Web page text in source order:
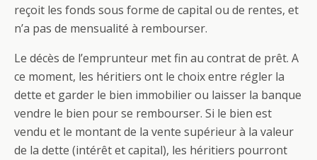
reçoit les fonds sous forme de capital ou de rentes, et
n’a pas de mensualité à rembourser.
Le décès de l’emprunteur met fin au contrat de prêt. A
ce moment, les héritiers ont le choix entre régler la
dette et garder le bien immobilier ou laisser la banque
vendre le bien pour se rembourser. Si le bien est
vendu et le montant de la vente supérieur à la valeur
de la dette (intérêt et capital), les héritiers pourront